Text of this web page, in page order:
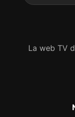
La web TV